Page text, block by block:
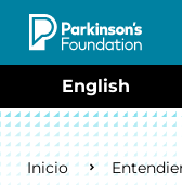
Skip to main
English
Breadcrumb
Inicio